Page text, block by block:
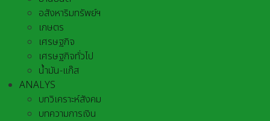
อสังหาริมทรัพย์ฯ
เกษตร
เศรษฐกิจ
เศรษฐกิจทั่วไป
น้ำมัน-แก๊ส
ANALYS
บทวิเคราะห์สังคม
บทความการเงิน